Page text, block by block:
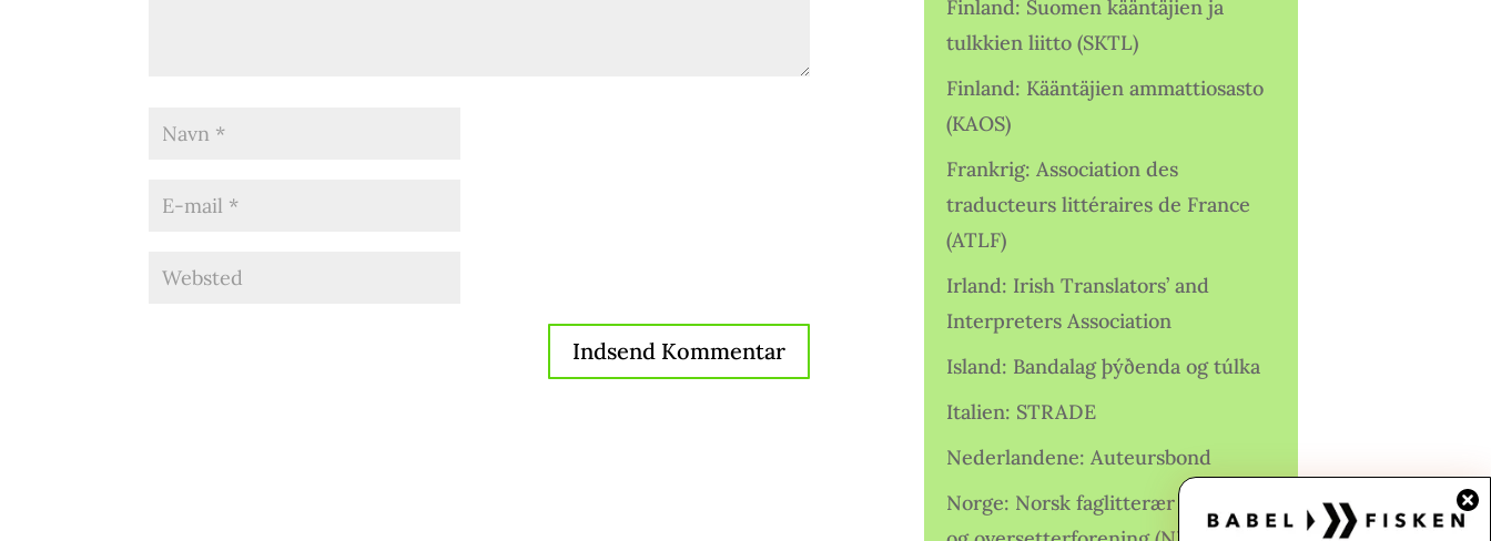
Finland: Suomen kääntäjien ja
tulkkien liitto (SKTL)
Finland: Kääntäjien ammattiosasto
(KAOS)
Frankrig: Association des
traducteurs littéraires de France
(ATLF)
Irland: Irish Translators’ and
Interpreters Association
Island: Bandalag þýðenda og túlka
Italien: STRADE
Nederlandene: Auteursbond
Norge: Norsk faglitterær forfatter-